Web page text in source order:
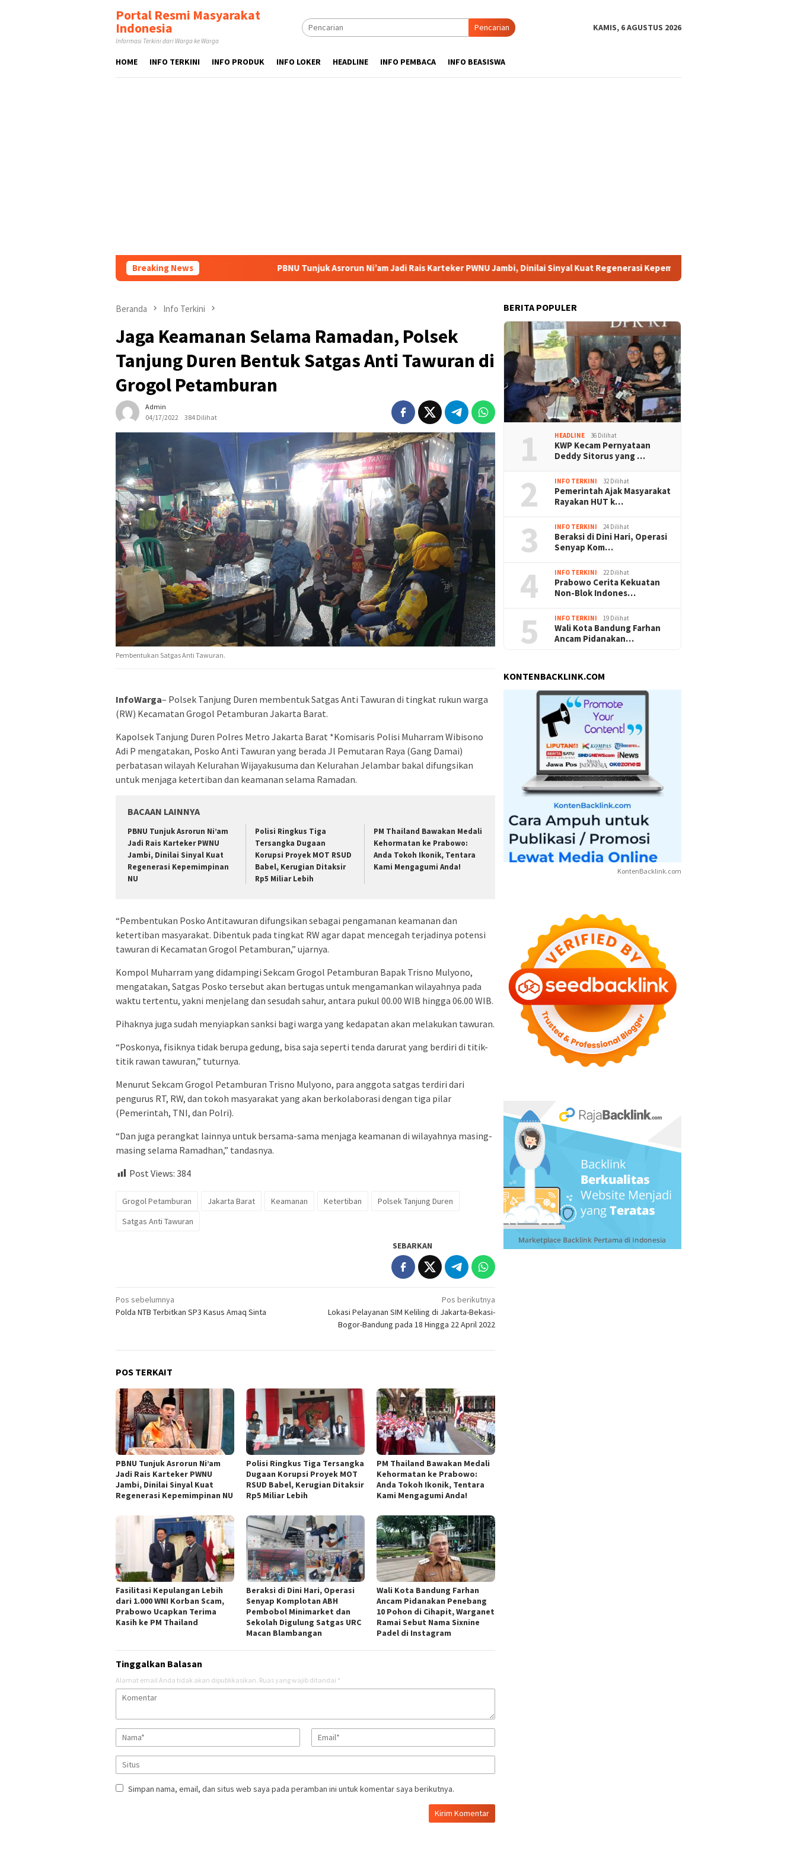
Portal Resmi Masyarakat
Indonesia
Informasi Terkini dari Warga ke Warga
Pencarian KAMIS, 6 AGUSTUS 2026
HOME INFO TERKINI INFO PRODUK INFO LOKER HEADLINE INFO PEMBACA INFO BEASISWA
Breaking News PBNU Tunjuk Asrorun Ni’am Jadi Rais Karteker PWNU Jambi, Dinilai Sinyal Kuat Regenerasi Kepemimpinan NU
Beranda Info Terkini
Jaga Keamanan Selama Ramadan, Polsek
Tanjung Duren Bentuk Satgas Anti Tawuran di
Grogol Petamburan
Admin
04/17/2022
384 Dilihat
Pembentukan Satgas Anti Tawuran.
InfoWarga– Polsek Tanjung Duren membentuk Satgas Anti Tawuran di tingkat rukun warga
(RW) Kecamatan Grogol Petamburan Jakarta Barat.
Kapolsek Tanjung Duren Polres Metro Jakarta Barat *Komisaris Polisi Muharram Wibisono
Adi P mengatakan, Posko Anti Tawuran yang berada Jl Pemutaran Raya (Gang Damai)
perbatasan wilayah Kelurahan Wijayakusuma dan Kelurahan Jelambar bakal difungsikan
untuk menjaga ketertiban dan keamanan selama Ramadan.
BACAAN LAINNYA
PBNU Tunjuk Asrorun Ni’am
Jadi Rais Karteker PWNU
Jambi, Dinilai Sinyal Kuat
Regenerasi Kepemimpinan
NU
Polisi Ringkus Tiga
Tersangka Dugaan
Korupsi Proyek MOT RSUD
Babel, Kerugian Ditaksir
Rp5 Miliar Lebih
PM Thailand Bawakan Medali
Kehormatan ke Prabowo:
Anda Tokoh Ikonik, Tentara
Kami Mengagumi Anda!
“Pembentukan Posko Antitawuran difungsikan sebagai pengamanan keamanan dan
ketertiban masyarakat. Dibentuk pada tingkat RW agar dapat mencegah terjadinya potensi
tawuran di Kecamatan Grogol Petamburan,” ujarnya.
Kompol Muharram yang didampingi Sekcam Grogol Petamburan Bapak Trisno Mulyono,
mengatakan, Satgas Posko tersebut akan bertugas untuk mengamankan wilayahnya pada
waktu tertentu, yakni menjelang dan sesudah sahur, antara pukul 00.00 WIB hingga 06.00 WIB.
Pihaknya juga sudah menyiapkan sanksi bagi warga yang kedapatan akan melakukan tawuran.
“Poskonya, fisiknya tidak berupa gedung, bisa saja seperti tenda darurat yang berdiri di titik-
titik rawan tawuran,” tuturnya.
Menurut Sekcam Grogol Petamburan Trisno Mulyono, para anggota satgas terdiri dari
pengurus RT, RW, dan tokoh masyarakat yang akan berkolaborasi dengan tiga pilar
(Pemerintah, TNI, dan Polri).
“Dan juga perangkat lainnya untuk bersama-sama menjaga keamanan di wilayahnya masing-
masing selama Ramadhan,” tandasnya.
Post Views: 384
Grogol Petamburan Jakarta Barat Keamanan Ketertiban
Polsek Tanjung Duren
Satgas Anti Tawuran
SEBARKAN
Navigasi
pos
Pos sebelumnya
Polda NTB Terbitkan SP3 Kasus Amaq Sinta
Pos berikutnya
Lokasi Pelayanan SIM Keliling di Jakarta-Bekasi-
Bogor-Bandung pada 18 Hingga 22 April 2022
POS TERKAIT
PBNU Tunjuk Asrorun Ni’am
Jadi Rais Karteker PWNU
Jambi, Dinilai Sinyal Kuat
Regenerasi Kepemimpinan NU
Polisi Ringkus Tiga Tersangka
Dugaan Korupsi Proyek MOT
RSUD Babel, Kerugian Ditaksir
Rp5 Miliar Lebih
PM Thailand Bawakan Medali
Kehormatan ke Prabowo:
Anda Tokoh Ikonik, Tentara
Kami Mengagumi Anda!
Fasilitasi Kepulangan Lebih
dari 1.000 WNI Korban Scam,
Prabowo Ucapkan Terima
Kasih ke PM Thailand
Beraksi di Dini Hari, Operasi
Senyap Komplotan ABH
Pembobol Minimarket dan
Sekolah Digulung Satgas URC
Macan Blambangan
Wali Kota Bandung Farhan
Ancam Pidanakan Penebang
10 Pohon di Cihapit, Warganet
Ramai Sebut Nama Sixnine
Padel di Instagram
Tinggalkan Balasan
Alamat email Anda tidak akan dipublikasikan. Ruas yang wajib ditandai *
Simpan nama, email, dan situs web saya pada peramban ini untuk komentar saya berikutnya.
BERITA POPULER
1 HEADLINE 36 Dilihat
KWP Kecam Pernyataan
Deddy Sitorus yang …
2 INFO TERKINI 32 Dilihat
Pemerintah Ajak Masyarakat
Rayakan HUT k…
3 INFO TERKINI 24 Dilihat
Beraksi di Dini Hari, Operasi
Senyap Kom…
4 INFO TERKINI 22 Dilihat
Prabowo Cerita Kekuatan
Non-Blok Indones…
5 INFO TERKINI 19 Dilihat
Wali Kota Bandung Farhan
Ancam Pidanakan…
KONTENBACKLINK.COM
KontenBacklink.com